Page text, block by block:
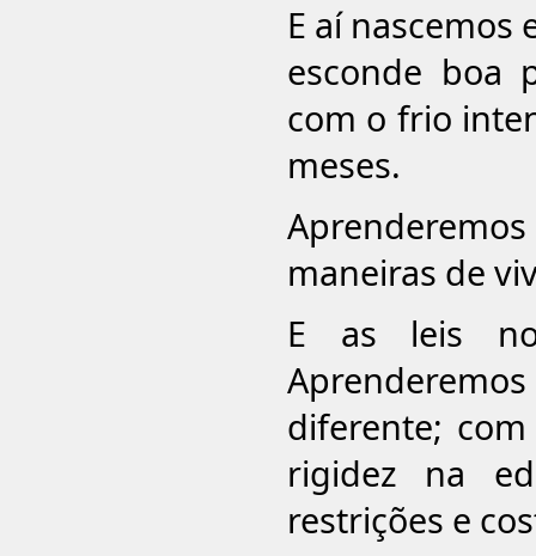
E aí nascemos
esconde boa
com o frio
meses.
maneiras de
E as leis
diferente;
rigidez na
restrições e